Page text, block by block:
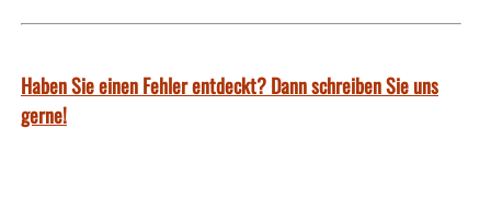
Haben Sie einen Fehler entdeckt? Dann schreiben Sie uns
gerne!